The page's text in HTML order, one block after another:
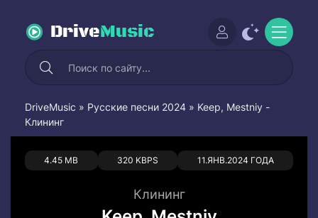
DriveMusic
DriveMusic » Русские песни 2024 » Keep, Mestniy -
Клининг
4.45 MB 320 KBPS 11.ЯНВ.2024 ГОДА
0 0
Клининг